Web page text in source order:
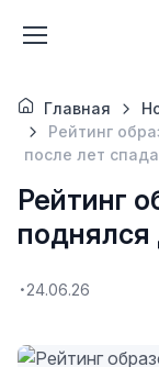
Главная
Рейтинг
после лет спада
Рейтинг
поднялся
24.06.26